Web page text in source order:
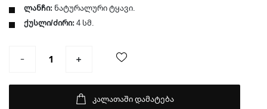
ლანჩი: ნატურალური ტყავი.
ქუსლი/ძირი: 4 სმ.
კალათაში დამატება